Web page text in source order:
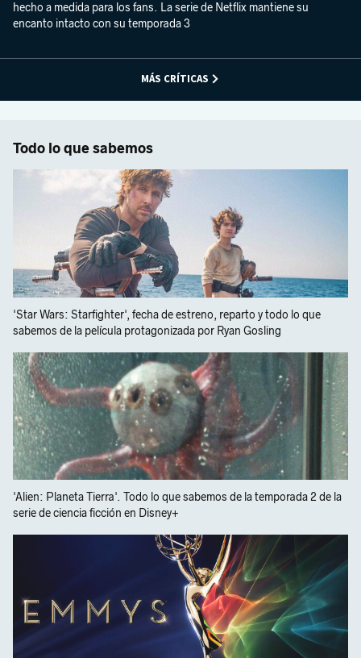
hecho a medida para los fans. La serie de Netflix mantiene su
encanto intacto con su temporada 3
MÁS CRÍTICAS
Todo lo que sabemos
'Star Wars: Starfighter', fecha de estreno, reparto y todo lo que
sabemos de la película protagonizada por Ryan Gosling
'Alien: Planeta Tierra'. Todo lo que sabemos de la temporada 2 de la
serie de ciencia ficción en Disney+